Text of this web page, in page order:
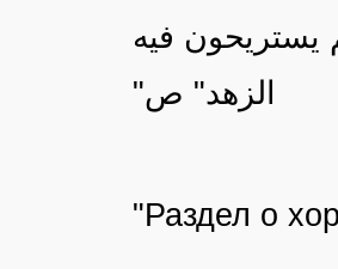
"الزهد" ص
"Раздел о